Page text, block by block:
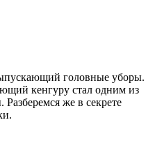
головные уборы.
кенгуру стал одним из
же в секрете